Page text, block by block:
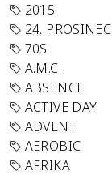
2015
24. PROSINEC
70S
A.M.C.
ABSENCE
ACTIVE DAY
ADVENT
AEROBIC
AFRIKA